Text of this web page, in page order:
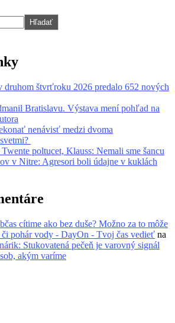
Hľadať
druhom štvrťroku 2026 predalo 652 nových
Bratislavu. Výstava mení pohľad na
nenávisť medzi dvoma
poltucet, Klauss: Nemali sme šancu
v Nitre: Agresori boli údajne v kuklách
cítime ako bez duše? Možno za to môže
či pohár vody - DayOn - Tvoj čas vedieť na
Stukovatená pečeň je varovný signál
akým varíme